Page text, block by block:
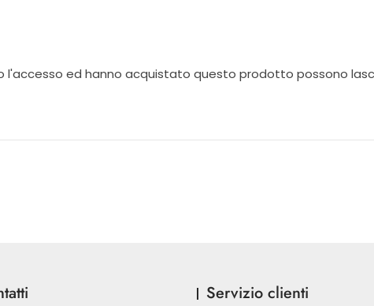
ed hanno acquistato questo prodotto possono
Servizio clienti